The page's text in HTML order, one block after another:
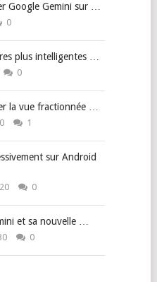
Google Gemini sur …
0
plus intelligentes …
0
la vue fractionnée …
1
sur Android
0
et sa nouvelle …
0